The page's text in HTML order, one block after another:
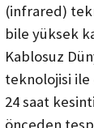
(infrared)
bile yüksek
Kablosuz
teknolojisi ile
24 saat
önceden